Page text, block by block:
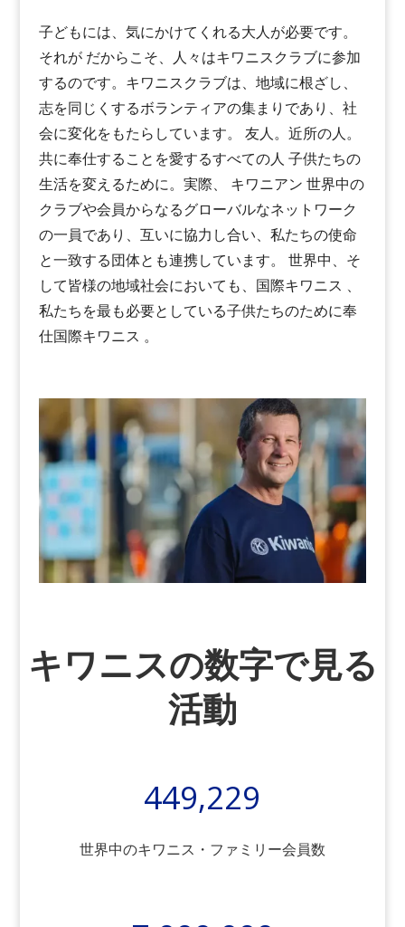
子どもには、気にかけてくれる大人が必要です。
それがだからこそ、人々はキワニスクラブに参加
するのです。キワニスクラブは、地域に根ざし、
志を同じくするボランティアの集まりであり、社
会に変化をもたらしています。 友人。近所の人。
共に奉仕することを愛するすべての人 子供たちの
生活を変えるために。実際、 キワニアン 世界中の
クラブや会員からなるグローバルなネットワーク
の一員であり、互いに協力し合い、私たちの使命
と一致する団体とも連携しています。 世界中、そ
して皆様の地域社会においても、国際キワニス 、
私たちを最も必要としている子供たちのために奉
仕国際キワニス 。
キワニスの数字で見る
活動
449,229
世界中のキワニス・ファミリー会員数